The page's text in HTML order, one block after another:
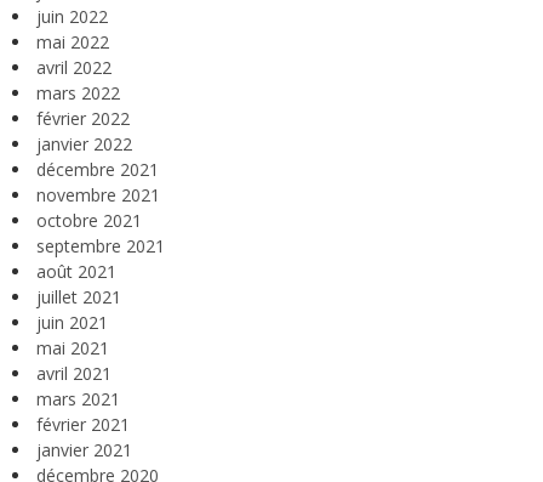
juin 2022
mai 2022
avril 2022
mars 2022
février 2022
janvier 2022
décembre 2021
novembre 2021
octobre 2021
septembre 2021
août 2021
juillet 2021
juin 2021
mai 2021
avril 2021
mars 2021
février 2021
janvier 2021
décembre 2020